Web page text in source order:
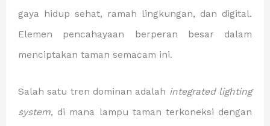
gaya hidup sehat, ramah lingkungan, dan digital.
Elemen pencahayaan berperan besar dalam
menciptakan taman semacam ini.
Salah satu tren dominan adalah integrated lighting
system, di mana lampu taman terkoneksi dengan